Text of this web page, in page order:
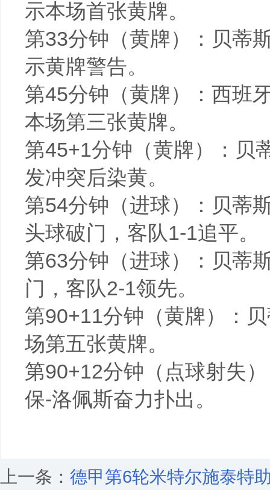
示本场首张黄牌。
第33分钟（黄牌）：贝蒂
示黄牌警告。
第45分钟（黄牌）：西班
本场第三张黄牌。
第45+1分钟（黄牌）：贝
发冲突后染黄。
第54分钟（进球）：贝蒂
头球破门，客队1-1追平。
第63分钟（进球）：贝蒂
门，客队2-1领先。
第90+11分钟（黄牌）：
场第五张黄牌。
第90+12分钟（点球射失
保-洛佩斯奋力扑出。
上一条： 德甲第6轮米特尔施泰特